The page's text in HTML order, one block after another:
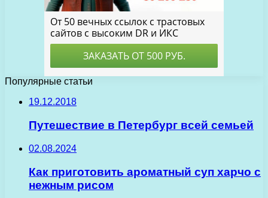
Популярные статьи
19.12.2018
Путешествие в Петербург всей семьей
02.08.2024
Как приготовить ароматный суп харчо с
нежным рисом